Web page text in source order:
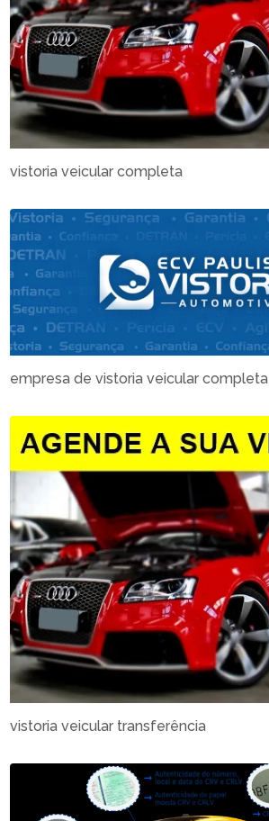
vistoria veicular completa
empresa de vistoria veicular completa
vistoria veicular transferência